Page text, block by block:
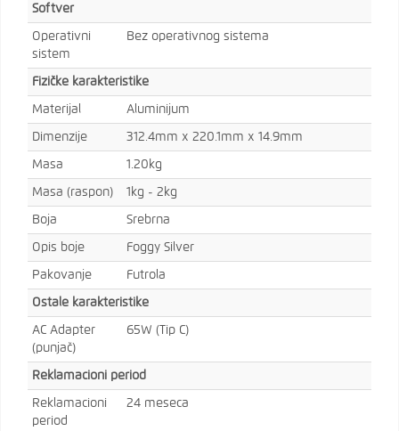
Softver
Operativni
sistem
Bez operativnog sistema
Fizičke karakteristike
Materijal Aluminijum
Dimenzije 312.4mm x 220.1mm x 14.9mm
Masa 1.20kg
Masa (raspon) 1kg - 2kg
Boja Srebrna
Opis boje Foggy Silver
Pakovanje Futrola
Ostale karakteristike
AC Adapter
(punjač)
65W (Tip C)
Reklamacioni period
Reklamacioni
period
24 meseca